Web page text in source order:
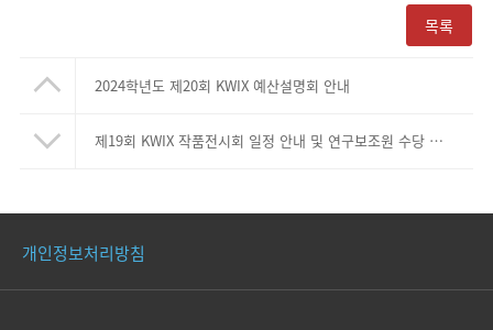
목록
2024학년도 제20회 KWIX 예산설명회 안내
제19회 KWIX 작품전시회 일정 안내 및 연구보조원 수당 신청 안내
개인정보처리방침